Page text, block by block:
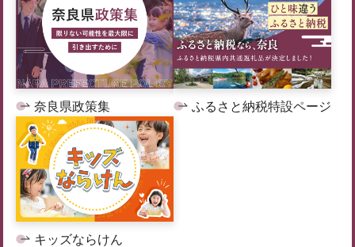
奈良県政策集 ふるさと納税特設ページ
キッズならけん